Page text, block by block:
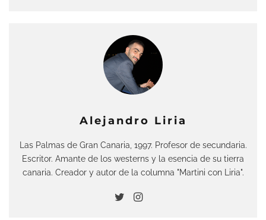
Alejandro Liria
Las Palmas de Gran Canaria, 1997. Profesor de secundaria.
Escritor. Amante de los westerns y la esencia de su tierra
canaria. Creador y autor de la columna "Martini con Liria".